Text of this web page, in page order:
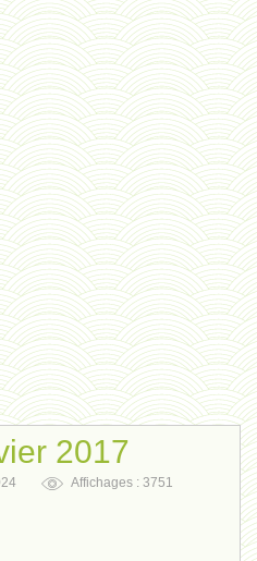
2017
Affichages : 3751